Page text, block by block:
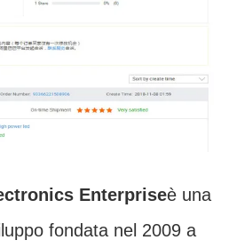
Enterpriseè una
fondata nel 2009 a